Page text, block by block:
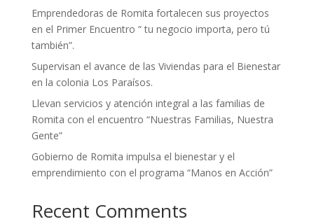
Emprendedoras de Romita fortalecen sus proyectos
en el Primer Encuentro “ tu negocio importa, pero tú
también”.
Supervisan el avance de las Viviendas para el Bienestar
en la colonia Los Paraísos.
Llevan servicios y atención integral a las familias de
Romita con el encuentro “Nuestras Familias, Nuestra
Gente”
Gobierno de Romita impulsa el bienestar y el
emprendimiento con el programa “Manos en Acción”
Recent Comments